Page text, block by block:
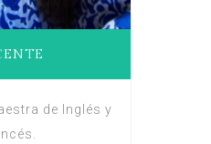
de Inglés y